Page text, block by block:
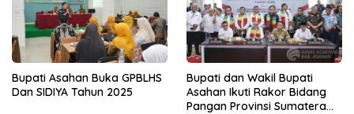
Bupati Asahan Buka GPBLHS
Dan SIDIYA Tahun 2025
Bupati dan Wakil Bupati
Asahan Ikuti Rakor Bidang
Pangan Provinsi Sumatera